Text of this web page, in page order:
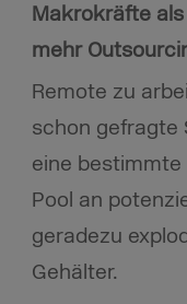
Makrokräfte
mehr
Remote zu
schon gefragte
eine
Pool an
geradezu
Gehälter.